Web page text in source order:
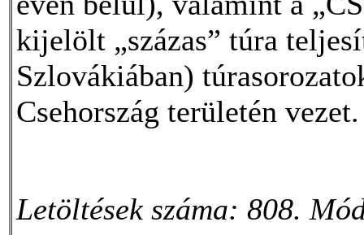
kijelölt „százas” túra
Szlovákiában)
Csehország területén vezet.
Letöltések száma: 808.